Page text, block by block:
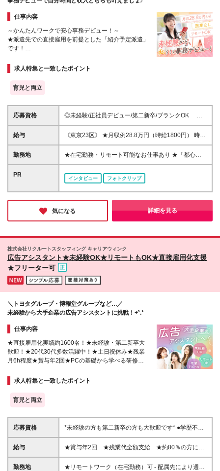
仕事内容
～かんたんワークで安心事務デビュー！～
★派遣先での直接雇用を前提とした「紹介予定派遣」
です！
★コーディネーター&営業担当があなたをサポート
求人特集と一致したポイント
育児と両立
応募資格
◎未経験/正社員デビュー/第二新卒/ブランクOK ◎
高卒以上 ※紹介予定派遣について：就業先決定後、平
均3か月・最長6か月派遣社員として勤務した後、派遣
です！ 《こんな方にピッタリです！》 ■未経験から事
務デビューしたい ■大手企業の正社員になりたい ■残
仕事がしたい など ※「自分にどんな仕事が向いてい
給与
《東京23区》 ★月収例28.8万円（時給1800円） 時給
1400円～2000円 《東京23区以外》 ★月収例24.8万
円（時給1550円） 時給1250円～1750円 《関東（東
1500円） 時給1050円～1600円 《関西》 ★月収例
州・沖縄》 時給1060円～1450円 ※時給額はスキルや
り替え後の年収は、雇用先の企業に準じます。
勤務地
★在宅勤務・リモート可能なお仕事あり ★「都心で
働きたい」「最寄りのエリアで働きたい」など希望を
考慮 ★転居を伴う転勤なし/U・Iターン歓迎 全国47都
道府県の派遣先にて勤務いただきます。
PR
インタビュー フォトクリップ
気になる 詳細を見る
株式会社リクルートスタッフィング キャリアウィンク
広告アシスタント★未経験OK★リモートもOK★直接雇用化支援
★フリーター可
＼トヨタグループ・博報堂グループなど…／
未経験から大手企業の広告アシスタントに挑戦！+°.*
仕事内容
★直接雇用化実績約1600名！★未経験・第二新卒大
歓迎！★20代30代多数活躍中！★土日祝休み★残業
月6h程度★賞与年2回★PCの基礎から学べる研修あ
求人特集と一致したポイント
育児と両立
応募資格
*未経験の方も第二新卒の方も大歓迎です* ●学歴不問
●社会人・正社員（無期雇用派遣）デビューもOK！
☆こんな方に向いています ◆パソコンスキルを身に
されながら働きたい方 ◆仕事とプライベートの両立
給与
★賞与年2回 ★残業代全額支給 ★約80％の方にパ
フォーマンス給(*)支給！ 【東京都】月給201,100円～
328,300円（別途賞与年2回） 【神奈川県】月給
勤務地
★リモートワーク（在宅勤務）可 - 配属先により週1